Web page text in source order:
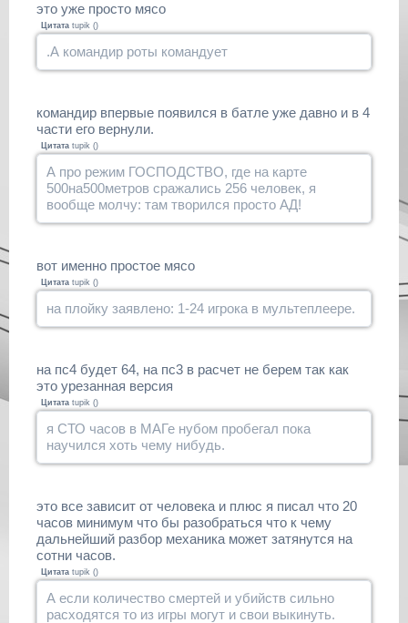
это уже просто мясо
Цитата tupik ()
.А командир роты командует
командир впервые появился в батле уже давно и в 4
части его вернули.
Цитата tupik ()
А про режим ГОСПОДСТВО, где на карте
500на500метров сражались 256 человек, я
вообще молчу: там творился просто АД!
вот именно простое мясо
Цитата tupik ()
на плойку заявлено: 1-24 игрока в мультеплеере.
на пс4 будет 64, на пс3 в расчет не берем так как
это урезанная версия
Цитата tupik ()
я СТО часов в МАГе нубом пробегал пока
научился хоть чему нибудь.
это все зависит от человека и плюс я писал что 20
часов минимум что бы разобраться что к чему
дальнейший разбор механика может затянутся на
сотни часов.
Цитата tupik ()
А если количество смертей и убийств сильно
расходятся то из игры могут и свои выкинуть.